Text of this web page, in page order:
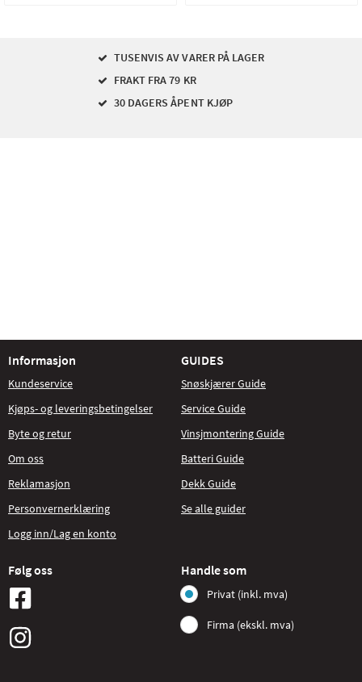
TUSENVIS AV VARER PÅ LAGER
FRAKT FRA 79 KR
30 DAGERS ÅPENT KJØP
Informasjon
Kundeservice
Kjøps- og leveringsbetingelser
Byte og retur
Om oss
Reklamasjon
Personvernerklæring
Logg inn/Lag en konto
GUIDES
Snøskjærer Guide
Service Guide
Vinsjmontering Guide
Batteri Guide
Dekk Guide
Se alle guider
Følg oss Handle som
Privat (inkl. mva)
Firma (ekskl. mva)